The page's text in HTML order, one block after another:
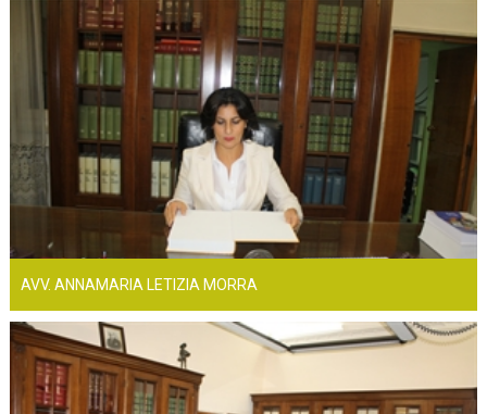
AVV. ANNAMARIA LETIZIA MORRA